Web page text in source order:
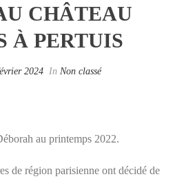
CHÂTEAU
À PERTUIS
2024 In Non classé
au printemps 2022.
de région parisienne ont décidé de